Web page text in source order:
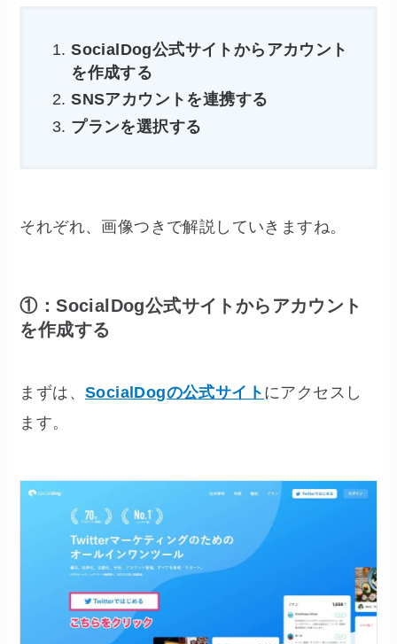
SocialDog公式サイトからアカウント
を作成する
SNSアカウントを連携する
プランを選択する
それぞれ、画像つきで解説していきますね。
①：SocialDog公式サイトからアカウント
を作成する
まずは、SocialDogの公式サイト にアクセスし
ます。